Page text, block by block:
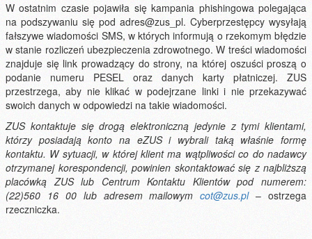
W ostatnim czasie pojawiła się kampania phishingowa polegająca
na podszywaniu się pod adres@zus_pl. Cyberprzestępcy wysyłają
fałszywe wiadomości SMS, w których informują o rzekomym błędzie
w stanie rozliczeń ubezpieczenia zdrowotnego. W treści wiadomości
znajduje się link prowadzący do strony, na której oszuści proszą o
podanie numeru PESEL oraz danych karty płatniczej. ZUS
przestrzega, aby nie klikać w podejrzane linki i nie przekazywać
swoich danych w odpowiedzi na takie wiadomości.
ZUS kontaktuje się drogą elektroniczną jedynie z tymi klientami,
którzy posiadają konto na eZUS i wybrali taką właśnie formę
kontaktu. W sytuacji, w której klient ma wątpliwości co do nadawcy
otrzymanej korespondencji, powinien skontaktować się z najbliższą
placówką ZUS lub Centrum Kontaktu Klientów pod numerem:
(22)560 16 00 lub adresem mailowymcot@zus.pl– ostrzega
rzeczniczka.